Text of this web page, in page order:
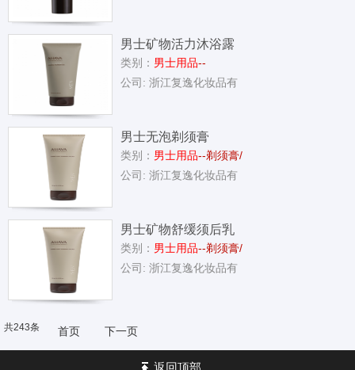
男士矿物活力沐浴露
类别： 男士用品--
公司: 浙江复逸化妆品有
男士无泡剃须膏
类别： 男士用品--剃须膏/
公司: 浙江复逸化妆品有
男士矿物舒缓须后乳
类别： 男士用品--剃须膏/
公司: 浙江复逸化妆品有
共243条 首页 下一页
返回顶部